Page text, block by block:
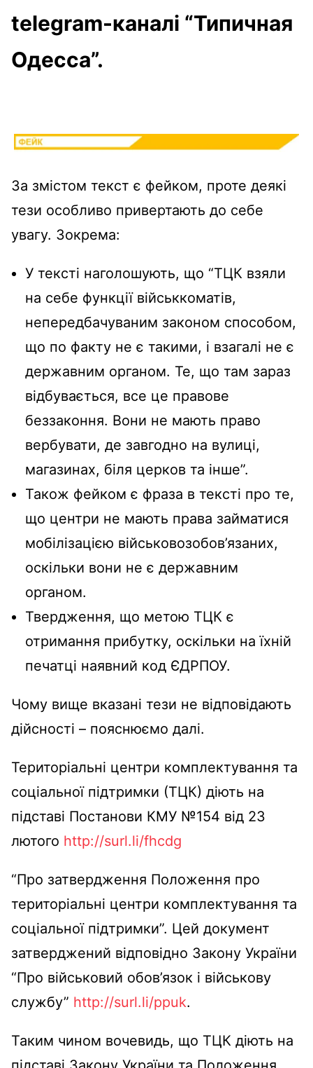
telegram-каналі “Типичная
Одесса”.
За змістом текст є фейком, проте деякі
тези особливо привертають до себе
увагу. Зокрема:
У тексті наголошують, що “ТЦК взяли
на себе функції військкоматів,
непередбачуваним законом способом,
що по факту не є такими, і взагалі не є
державним органом. Те, що там зараз
відбувається, все це правове
беззаконня. Вони не мають право
вербувати, де завгодно на вулиці,
магазинах, біля церков та інше”.
Також фейком є фраза в тексті про те,
що центри не мають права займатися
мобілізацією військовозобов’язаних,
оскільки вони не є державним
органом.
Твердження, що метою ТЦК є
отримання прибутку, оскільки на їхній
печатці наявний код ЄДРПОУ.
Чому вище вказані тези не відповідають
дійсності – пояснюємо далі.
Територіальні центри комплектування та
соціальної підтримки (ТЦК) діють на
підставі Постанови КМУ №154 від 23
лютого http://surl.li/fhcdg
“Про затвердження Положення про
територіальні центри комплектування та
соціальної підтримки”. Цей документ
затверджений відповідно Закону України
“Про військовий обов’язок і військову
службу” http://surl.li/ppuk.
Таким чином вочевидь, що ТЦК діють на